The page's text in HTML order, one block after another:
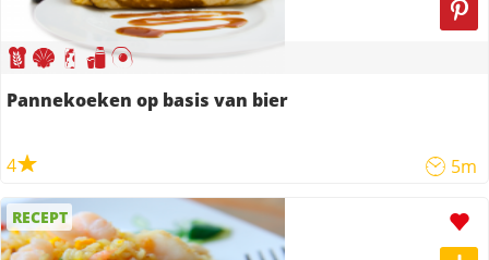
Pannekoeken op basis van bier
4 5m
RECEPT